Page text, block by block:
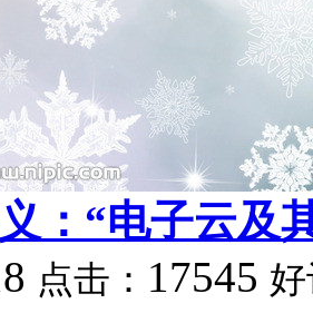
：“电子云及
点击： 17545